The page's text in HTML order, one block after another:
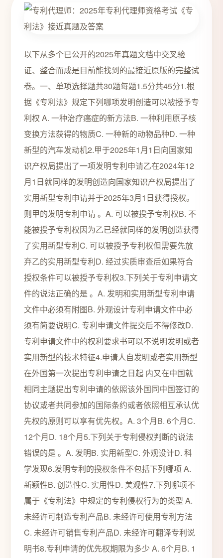
以下从多个已公开的2025年真题文档中交叉验
证、整合而成是目前能找到的最接近原版的完整试
卷。一、单项选择题共30题每题1.5分共45分1.根
据《专利法》规定下列哪项发明创造可以被授予专
利权 A. 一种治疗癌症的新方法B. 一种利用原子核
变换方法获得的物质C. 一种新的动物品种D. 一种
新型的汽车发动机2.甲于2025年1月1日向国家知
识产权局提出了一项发明专利申请乙在2024年12
月1日就同样的发明创造向国家知识产权局提出了
实用新型专利申请并于2025年3月1日获得授权。
则甲的发明专利申请 。A. 可以被授予专利权B. 不
能被授予专利权因为乙已经就同样的发明创造获得
了实用新型专利C. 可以被授予专利权但需要先放
弃乙的实用新型专利D. 经过实质审查后如果符合
授权条件可以被授予专利权3.下列关于专利申请文
件的说法正确的是 。A. 发明和实用新型专利申请
文件中必须有附图B. 外观设计专利申请文件中必
须有简要说明C. 专利申请文件提交后不得修改D.
专利申请文件中的权利要求书可以不说明发明或者
实用新型的技术特征4.申请人自发明或者实用新型
在外国第一次提出专利申请之日起 内又在中国就
相同主题提出专利申请的依照该外国同中国签订的
协议或者共同参加的国际条约或者依照相互承认优
先权的原则可以享有优先权。A. 3个月B. 6个月C.
12个月D. 18个月5.下列关于专利侵权判断的说法
错误的是 。A. 发明B. 实用新型C. 外观设计D. 科
学发现6.发明专利的授权条件不包括下列哪项 A.
新颖性B. 创造性C. 实用性D. 美观性7.下列哪项不
属于《专利法》中规定的专利侵权行为的类型 A.
未经许可制造专利产品B. 未经许可使用专利方法
C. 未经许可销售专利产品D. 未经许可翻译专利说
明书8.专利申请的优先权期限为多少 A. 6个月B. 1